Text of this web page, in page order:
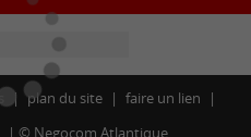
plan du site
faire un lien